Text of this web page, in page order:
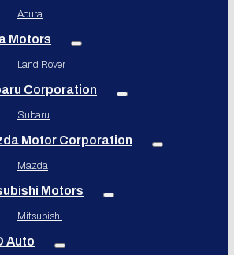
Acura
Motors
Land Rover
Corporation
Subaru
Motor Corporation
Mazda
Motors
Mitsubishi
Auto